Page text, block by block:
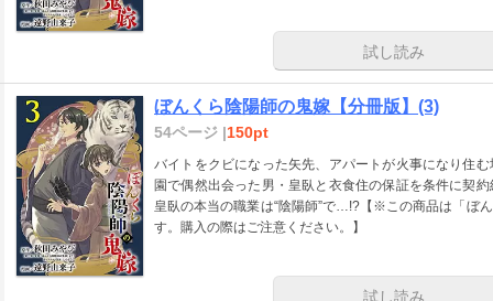
試し読み
ぼんくら陰陽師の鬼嫁【分冊版】(3)
54ページ |150pt
バイトをクビになった矢先、アパートが火事になり住
園で偶然出会った男・皇臥と衣食住の保証を条件に契
皇臥の本当の職業は“陰陽師”で…!?【※この商品は「ぼ
す。購入の際はご注意ください。】
試し読み